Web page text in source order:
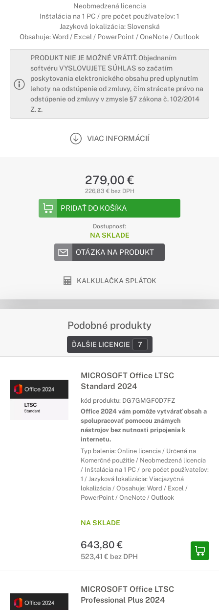
Neobmedzená licencia
Inštalácia na 1 PC / pre počet používateľov: 1
Jazyková lokalizácia: Slovenská
Obsahuje: Word / Excel / PowerPoint / OneNote / Outlook
PRODUKT NIE JE MOŽNÉ VRÁTIŤ. Objednaním
softvéru VYSLOVUJETE SÚHLAS so začatím
poskytovania elektronického obsahu pred uplynutím
lehoty na odstúpenie od zmluvy, čím strácate právo na
odstúpenie od zmluvy v zmysle §7 zákona č. 102/2014
Z. z.
VIAC INFORMÁCIÍ
279,00 €
226,83 € bez DPH
PRIDAŤ DO KOŠÍKA
Dostupnosť:
NA SKLADE
OTÁZKA NA PRODUKT
KALKULAČKA SPLÁTOK
Podobné produkty
ĎALŠIE LICENCIE 7
MICROSOFT Office LTSC
Standard 2024
kód produktu: DG7GMGF0D7FZ
Office 2024 vám pomôže vytvárať obsah a
spolupracovať pomocou známych
nástrojov bez nutnosti pripojenia k
internetu.
Typ balenia: Online licencia / Určená na
Komerčné použitie / Neobmedzená licencia
/ Inštalácia na 1 PC / pre počet používateľov:
1 / Jazyková lokalizácia: Viacjazyčná
lokalizácia / Obsahuje: Word / Excel /
PowerPoint / OneNote / Outlook
NA SKLADE
643,80 €
523,41 € bez DPH
MICROSOFT Office LTSC
Professional Plus 2024